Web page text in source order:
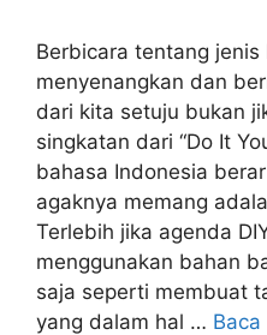
Berbicara tentang jenis
menyenangkan dan
dari kita setuju bukan
singkatan dari “Do It
bahasa Indonesia
agaknya memang
Terlebih jika agenda
menggunakan bahan
saja seperti membuat
yang dalam hal … Baca